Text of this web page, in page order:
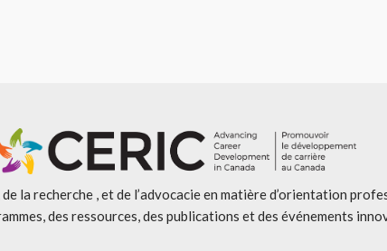
de la recherche , et de l’advocacie en matière d’orientation
des ressources, des publications et des événements